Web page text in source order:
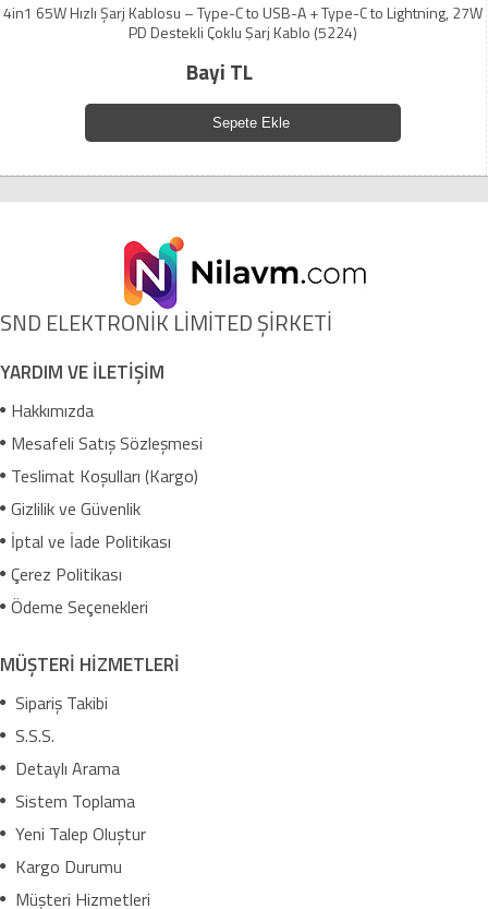
4in1 65W Hızlı Şarj Kablosu – Type-C to USB-A + Type-C to Lightning, 27W
PD Destekli Çoklu Şarj Kablo (5224)
Bayi TL
Sepete Ekle
SND ELEKTRONİK LİMİTED ŞİRKETİ
YARDIM VE İLETİŞİM
Hakkımızda
Mesafeli Satış Sözleşmesi
Teslimat Koşulları (Kargo)
Gizlilik ve Güvenlik
İptal ve İade Politikası
Çerez Politikası
Ödeme Seçenekleri
MÜŞTERİ HİZMETLERİ
Sipariş Takibi
S.S.S.
Detaylı Arama
Sistem Toplama
Yeni Talep Oluştur
Kargo Durumu
Müşteri Hizmetleri